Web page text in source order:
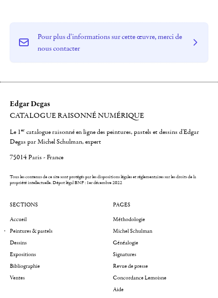
Pour plus d'informations sur cette œuvre, merci de
nous contacter
Edgar Degas
CATALOGUE RAISONNÉ NUMÉRIQUE
Le 1er catalogue raisonné en ligne des peintures, pastels et dessins d'Edgar
Degas par Michel Schulman, expert
75014 Paris - France
Tous les contenus de ce site sont protégés par les dispositions légales et réglementaires sur les droits de la
propriété intellectuelle.Dépot légal BNF : 1er décembre 2022
SECTIONS
Accueil
Peintures & pastels
Dessins
Expositions
Bibliographie
Ventes
PAGES
Méthodologie
Michel Schulman
Généalogie
Signatures
Revue de presse
Concordance Lemoisne
Aide